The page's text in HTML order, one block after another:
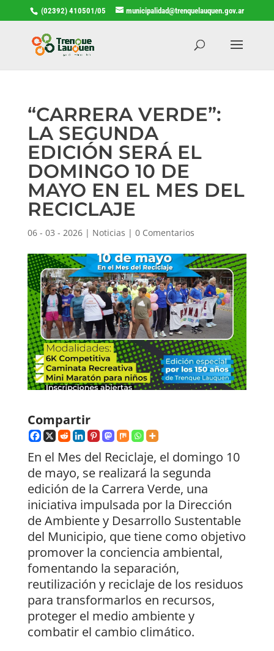
(02392) 410501/05 municipalidad@trenquelauquen.gov.ar
“CARRERA VERDE”:
LA SEGUNDA
EDICIÓN SERÁ EL
DOMINGO 10 DE
MAYO EN EL MES DEL
RECICLAJE
06 - 03 - 2026| Noticias | 0 Comentarios
Compartir
En el Mes del Reciclaje, el domingo 10
de mayo, se realizará la segunda
edición de la Carrera Verde, una
iniciativa impulsada por la Dirección
de Ambiente y Desarrollo Sustentable
del Municipio, que tiene como objetivo
promover la conciencia ambiental,
fomentando la separación,
reutilización y reciclaje de los residuos
para transformarlos en recursos,
proteger el medio ambiente y
combatir el cambio climático.